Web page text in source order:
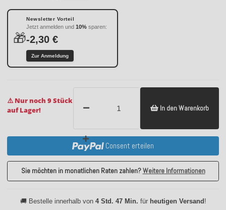
🎁
Newsletter Vorteil
Jetzt anmelden und 10% sparen:
-2,30 €
Zur Anmeldung
⚠️ Nur noch 9 Stück
auf Lager!
In den Warenkorb
Consent erteilen
Sie möchten in monatlichen Raten zahlen?Weitere Informationen
🚚 Bestelle innerhalb von 4 Std. 47 Min. für heutigen Versand !